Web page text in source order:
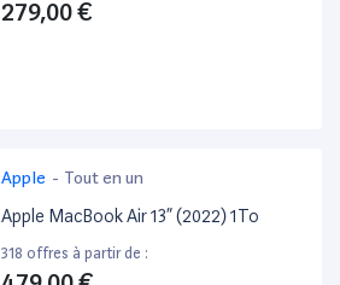
279,00 €
Apple - Tout en un
Apple MacBook Air 13” (2022) 1To
318 offres à partir de :